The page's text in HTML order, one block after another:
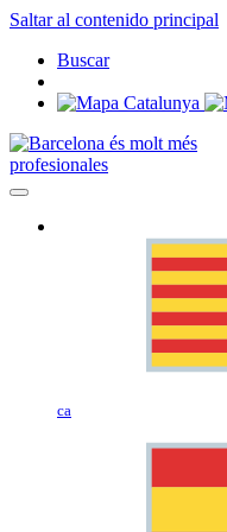
Saltar al contenido principal
Buscar
profesionales
ca